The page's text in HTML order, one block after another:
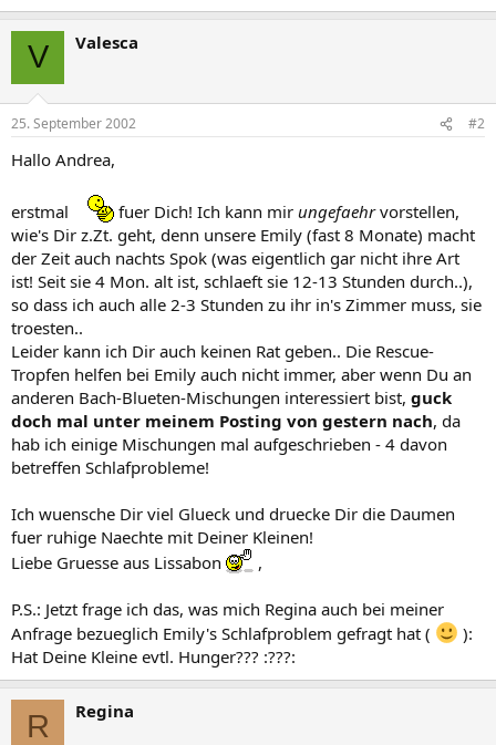
V Valesca
25. September 2002 #2
Hallo Andrea,
erstmal fuer Dich! Ich kann mir ungefaehrvorstellen,
wie's Dir z.Zt. geht, denn unsere Emily (fast 8 Monate) macht
der Zeit auch nachts Spok (was eigentlich gar nicht ihre Art
ist! Seit sie 4 Mon. alt ist, schlaeft sie 12-13 Stunden durch..),
so dass ich auch alle 2-3 Stunden zu ihr in's Zimmer muss, sie
troesten..
Leider kann ich Dir auch keinen Rat geben.. Die Rescue-
Tropfen helfen bei Emily auch nicht immer, aber wenn Du an
anderen Bach-Blueten-Mischungen interessiert bist, guck
doch mal unter meinem Posting von gestern nach, da
hab ich einige Mischungen mal aufgeschrieben - 4 davon
betreffen Schlafprobleme!
Ich wuensche Dir viel Glueck und druecke Dir die Daumen
fuer ruhige Naechte mit Deiner Kleinen!
Liebe Gruesse aus Lissabon
,
P.S.: Jetzt frage ich das, was mich Regina auch bei meiner
Anfrage bezueglich Emily's Schlafproblem gefragt hat (
):
Hat Deine Kleine evtl. Hunger??? :???:
R Regina